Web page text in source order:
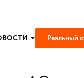
Реальный